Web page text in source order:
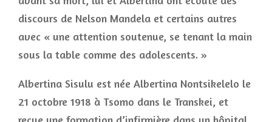
discours de Nelson Mandela et certains autres
avec « une attention soutenue, se tenant la main
sous la table comme des adolescents. »
Albertina Sisulu est née Albertina Nontsikelelo le
21 octobre 1918 à Tsomo dans le Transkei, et